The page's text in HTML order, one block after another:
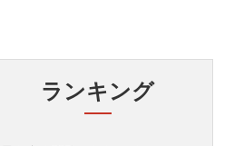
ランキング